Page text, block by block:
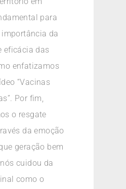
para
da
eficácia das
enfatizamos
“Vacinas
Por fim,
o resgate
da emoção
geração bem
cuidou da
como o